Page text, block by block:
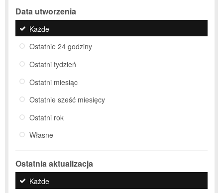
Data utworzenia
Każde
Ostatnie 24 godziny
Ostatni tydzień
Ostatni miesiąc
Ostatnie sześć miesięcy
Ostatni rok
Własne
Ostatnia aktualizacja
Każde